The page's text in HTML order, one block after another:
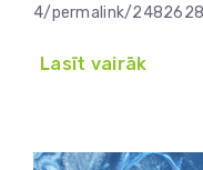
4/permalink/
Lasīt vairāk